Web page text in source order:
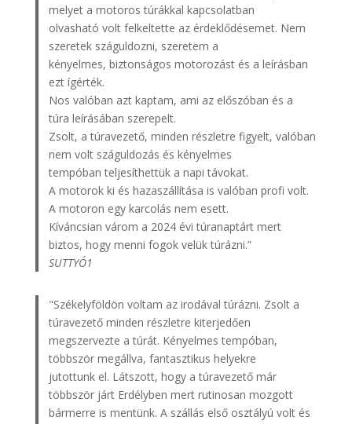
melyet a motoros túrákkal kapcsolatban
olvasható volt felkeltette az érdeklődésemet. Nem
szeretek száguldozni, szeretem a
kényelmes, biztonságos motorozást és a leírásban
ezt ígérték.
Nos valóban azt kaptam, ami az előszóban és a
túra leírásában szerepelt.
Zsolt, a túravezető, minden részletre figyelt, valóban
nem volt száguldozás és kényelmes
tempóban teljesíthettük a napi távokat.
A motorok ki és hazaszállítása is valóban profi volt.
A motoron egy karcolás nem esett.
Kíváncsian várom a 2024 évi túranaptárt mert
biztos, hogy menni fogok velük túrázni.”
SUTTYÓ1
"Székelyföldön voltam az irodával túrázni. Zsolt a
túravezető minden részletre kiterjedően
megszervezte a túrát. Kényelmes tempóban,
többször megállva, fantasztikus helyekre
jutottunk el. Látszott, hogy a túravezető már
többször járt Erdélyben mert rutinosan mozgott
bármerre is mentünk. A szállás első osztályú volt és